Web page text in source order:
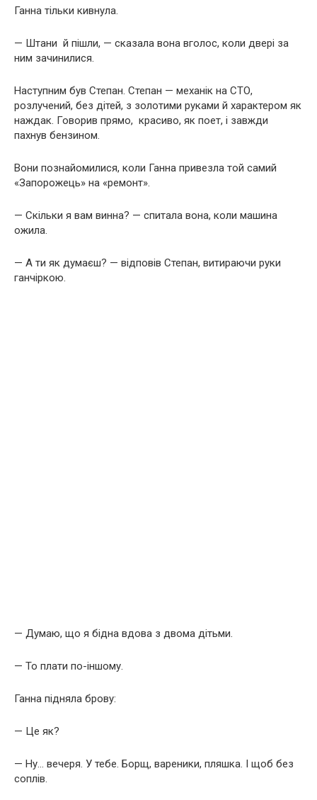
Ганна тільки кивнула.
— Штани й пішли, — сказала вона вголос, коли двері за
ним зачинилися.
Наступним був Степан. Степан — механік на СТО,
розлучений, без дітей, з золотими руками й характером як
наждак. Говорив прямо, красиво, як поет, і завжди
пахнув бензином.
Вони познайомилися, коли Ганна привезла той самий
«Запорожець» на «ремонт».
— Скільки я вам винна? — спитала вона, коли машина
ожила.
— А ти як думаєш? — відповів Степан, витираючи руки
ганчіркою.
— Думаю, що я бідна вдова з двома дітьми.
— То плати по-іншому.
Ганна підняла брову:
— Це як?
— Ну… вечеря. У тебе. Борщ, вареники, пляшка. І щоб без
соплів.